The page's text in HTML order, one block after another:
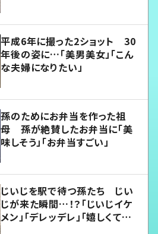
平成6年に撮った2ショット 30
年後の姿に…「美男美女」「こん
な夫婦になりたい」
孫のためにお弁当を作った祖
母 孫が絶賛したお弁当に「美
味しそう」「お弁当すごい」
じいじを駅で待つ孫たち じい
じが来た瞬間…！？「じいじイケ
メン」「デレッデレ」「嬉しくて可